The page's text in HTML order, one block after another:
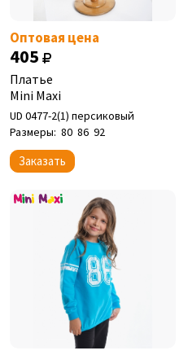
Оптовая цена
405
Платье
Mini Maxi
UD 0477-2(1) персиковый
Размеры: 80 86 92
Заказать